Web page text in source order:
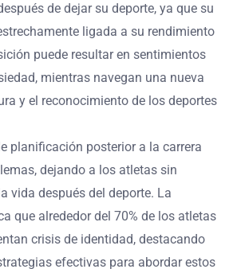
de dejar su deporte, ya que su
ligada a su rendimiento
puede resultar en sentimientos
mientras navegan una nueva
y el reconocimiento de los deportes
planificación posterior a la carrera
dejando a los atletas sin
vida después del deporte. La
que alrededor del 70% de los atletas
crisis de identidad, destacando
efectivas para abordar estos